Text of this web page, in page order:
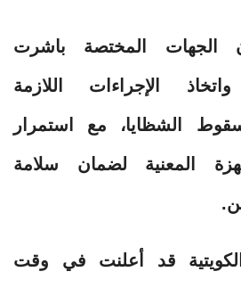
الجهات المختصة باشرت
الإجراءات اللازمة
الشظايا، مع استمرار
المعنية لضمان سلامة
قد أعلنت في وقت